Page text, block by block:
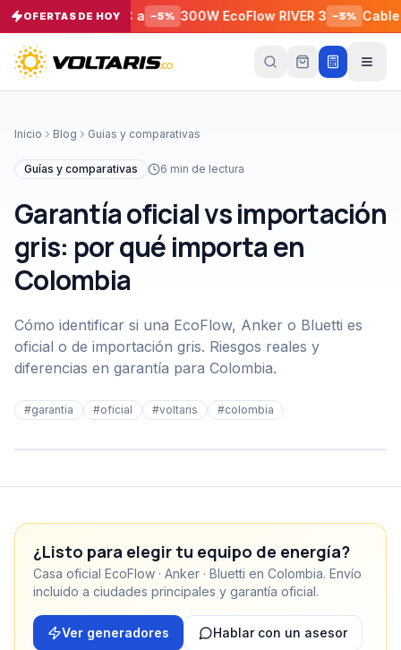
OFERTAS DE HOY
Pro USB-C a −5% 300W EcoFlow RIVER 3 − 5% Cable de
Inicio Blog Guías y comparativas
Guías y comparativas 6 min de lectura
Garantía oficial vs importación
gris: por qué importa en
Colombia
Cómo identificar si una EcoFlow, Anker o Bluetti es
oficial o de importación gris. Riesgos reales y
diferencias en garantía para Colombia.
#garantia #oficial #voltaris #colombia
¿Listo para elegir tu equipo de energía?
Casa oficial EcoFlow · Anker · Bluetti en Colombia. Envío
incluido a ciudades principales y garantía oficial.
Ver generadores Hablar con un asesor
Tu
Vacío
carrito
está
Agrega
con el
botón
al
y
todos
juntos.
productos